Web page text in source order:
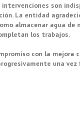
intervenciones son
La entidad
almacenar agua
los trabajos.
con la
una